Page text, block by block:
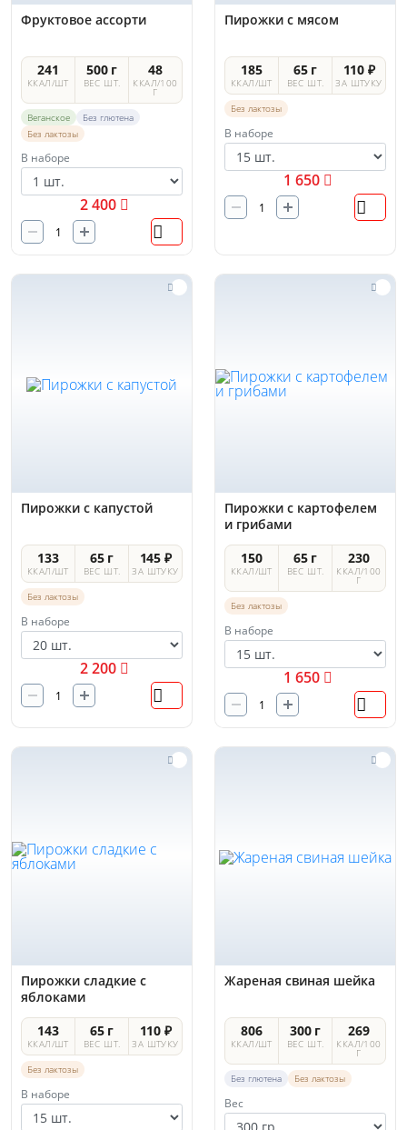
Фруктовое ассорти
241
ККАЛ/ШТ
500 г
ВЕС ШТ.
48
ККАЛ/100
Г
Веганское
Без глютена
Без лактозы
В наборе
2 400
Пирожки с мясом
185
ККАЛ/ШТ
65 г
ВЕС ШТ.
110 ₽
ЗА ШТУКУ
Без лактозы
В наборе
1 650
Пирожки с капустой
133
ККАЛ/ШТ
65 г
ВЕС ШТ.
145 ₽
ЗА ШТУКУ
Без лактозы
В наборе
2 200
Пирожки с картофелем
и грибами
150
ККАЛ/ШТ
65 г
ВЕС ШТ.
230
ККАЛ/100
Г
Без лактозы
В наборе
1 650
Пирожки сладкие с
яблоками
143
ККАЛ/ШТ
65 г
ВЕС ШТ.
110 ₽
ЗА ШТУКУ
Без лактозы
В наборе
Жареная свиная шейка
806
ККАЛ/ШТ
300 г
ВЕС ШТ.
269
ККАЛ/100
Г
Без глютена Без лактозы
Вес